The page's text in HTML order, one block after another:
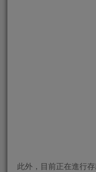
此外，目前正在進行